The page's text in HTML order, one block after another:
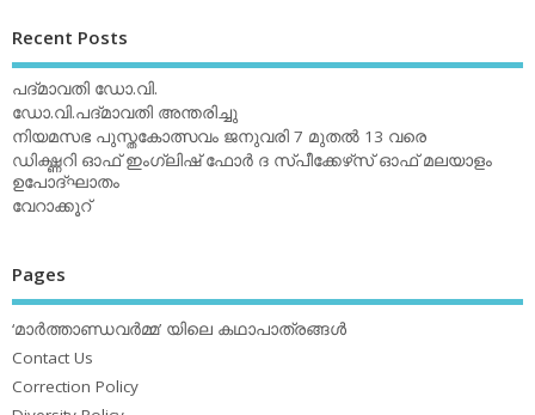
Recent Posts
പദ്മാവതി ഡോ.വി.
ഡോ.വി.പദ്മാവതി അന്തരിച്ചു
നിയമസഭ പുസ്തകോത്സവം ജനുവരി 7 മുതല്‍ 13 വരെ
ഡിക്ഷ്ണറി ഓഫ് ഇംഗ്ലിഷ് ഫോര്‍ ദ സ്പീക്കേഴ്‌സ് ഓഫ് മലയാളം
ഉപോദ്ഘാതം
വേറാക്കൂറ്
Pages
‘മാര്‍ത്താണ്ഡവര്‍മ്മ’ യിലെ കഥാപാത്രങ്ങള്‍
Contact Us
Correction Policy